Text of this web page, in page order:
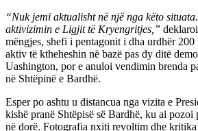
“Nuk jemi aktualisht në një nga këto
aktivizimin e Ligjit të Kryengritjes,”
mëngjes, shefi i pentagonit i dha urdhër 200
aktiv të ktheheshin në bazë pas dy ditë
Uashington, por e anuloi vendimin brenda
në Shtëpinë e Bardhë.
Esper po ashtu u distancua nga vizita e
kishë pranë Shtëpisë së Bardhë, ku ai pozoi
në dorë. Fotografia nxiti revoltim dhe